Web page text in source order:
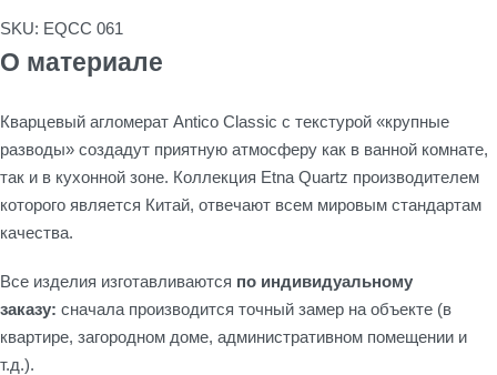
SKU: EQCC 061
О материале
Кварцевый агломерат Antico Classic с текстурой «крупные
разводы» создадут приятную атмосферу как в ванной комнате,
так и в кухонной зоне. Коллекция Etna Quartz производителем
которого является Китай, отвечают всем мировым стандартам
качества.
Все изделия изготавливаются по индивидуальному
заказу: сначала производится точный замер на объекте (в
квартире, загородном доме, административном помещении и
т.д.).